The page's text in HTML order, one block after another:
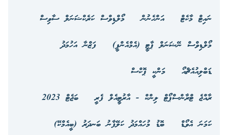
ނައިޓް މާކެޓް
އަންހެނުން
މޯލްޑިވްސް ކަރެކްޝަނަލް ސާވިސް
މޯލްޑިވްސް ނޭޝަނަލް ޕާޓީ (އެމްއެންޕީ)
ފަޒްނާ އަހުމަދު
ޑަބްލިއުއެޗްއޯ
މަންކީ ޕޮކްސް
ރާއްޖެ ޓްރާންސްޕޯޓް ލިންކް - އާރުޓީއެލް ފެރީ
ބަޖެޓް 2023
ކަމަނަ އެވޯޑް
ބޮޑު މުހައްމަދު ކަލޭފާނު ބަނދަރު (ބީއެމްކޭ)